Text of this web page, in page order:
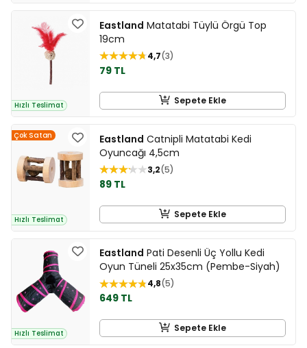
Hızlı Teslimat
Eastland Matatabi Tüylü Örgü Top
19cm
4,7 3
79 TL
Sepete Ekle
Çok Satan
Hızlı Teslimat
Eastland Catnipli Matatabi Kedi
Oyuncağı 4,5cm
3,2 5
89 TL
Sepete Ekle
Hızlı Teslimat
Eastland Pati Desenli Üç Yollu Kedi
Oyun Tüneli 25x35cm (Pembe-Siyah)
4,8 5
649 TL
Sepete Ekle